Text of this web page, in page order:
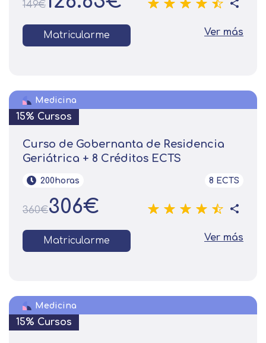
149€
Matricularme Ver más
Medicina
15% Cursos
Curso de Gobernanta de Residencia
Geriátrica + 8 Créditos ECTS
200horas 8 ECTS
360€306€
Matricularme Ver más
Medicina
15% Cursos